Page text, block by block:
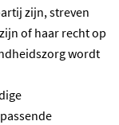
zijn, streven
of haar recht op
wordt